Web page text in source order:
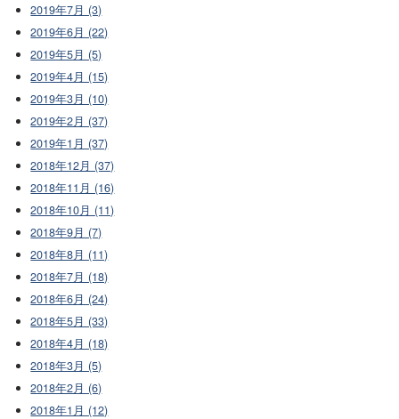
2019年7月 (3)
2019年6月 (22)
2019年5月 (5)
2019年4月 (15)
2019年3月 (10)
2019年2月 (37)
2019年1月 (37)
2018年12月 (37)
2018年11月 (16)
2018年10月 (11)
2018年9月 (7)
2018年8月 (11)
2018年7月 (18)
2018年6月 (24)
2018年5月 (33)
2018年4月 (18)
2018年3月 (5)
2018年2月 (6)
2018年1月 (12)